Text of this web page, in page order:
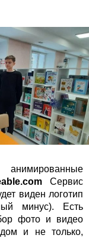
Сервис
виден логотип
минус). Есть
фото и видео
и не только,